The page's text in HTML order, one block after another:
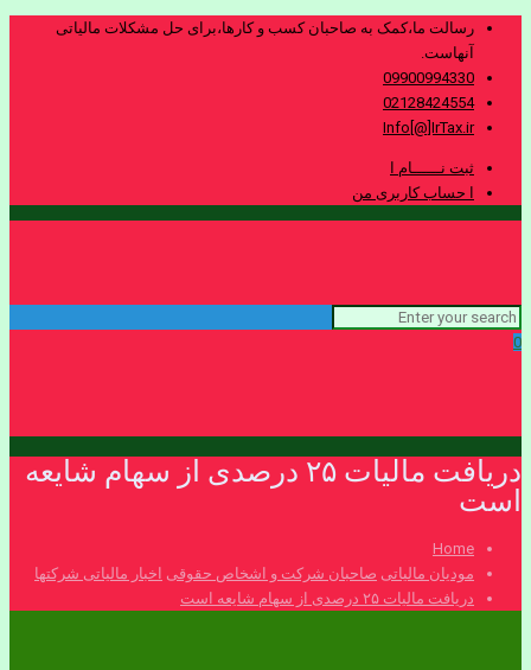
رسالت ما،کمک به صاحبان کسب و کارها،برای حل مشکلات مالیاتی
آنهاست.
09900994330
02128424554
Info[@]IrTax.ir
ثبت نــــــام ا
ا حساب کاربری من
0
دریافت مالیات ۲۵ درصدی از سهام شایعه
است
Home
مودیان مالیاتی صاحبان شرکت و اشخاص حقوقی اخبار مالیاتی شرکتها
دریافت مالیات ۲۵ درصدی از سهام شایعه است